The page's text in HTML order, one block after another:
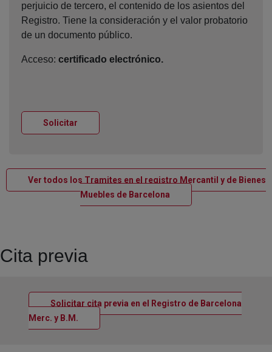
perjuicio de tercero, el contenido de los asientos del
Registro. Tiene la consideración y el valor probatorio
de un documento público.
Acceso: certificado electrónico.
Solicitar
Ver todos los Tramites en el registro Mercantil y de Bienes
Muebles de Barcelona Ventana nueva
Cita previa
Solicitar cita previa en el Registro de Barcelona
Merc. y B.M. Ventana nueva